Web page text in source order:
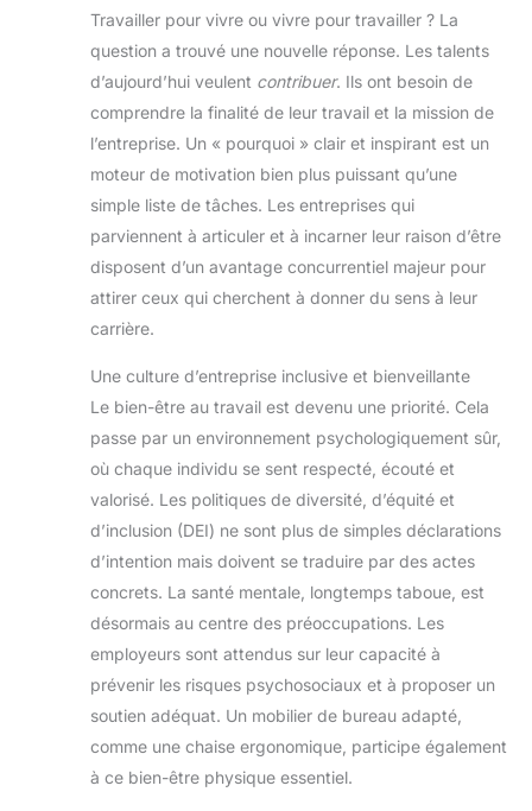
Travailler pour vivre ou vivre pour travailler ? La
question a trouvé une nouvelle réponse. Les talents
d’aujourd’hui veulent contribuer. Ils ont besoin de
comprendre la finalité de leur travail et la mission de
l’entreprise. Un « pourquoi » clair et inspirant est un
moteur de motivation bien plus puissant qu’une
simple liste de tâches. Les entreprises qui
parviennent à articuler et à incarner leur raison d’être
disposent d’un avantage concurrentiel majeur pour
attirer ceux qui cherchent à donner du sens à leur
carrière.
Une culture d’entreprise inclusive et bienveillante
Le bien-être au travail est devenu une priorité. Cela
passe par un environnement psychologiquement sûr,
où chaque individu se sent respecté, écouté et
valorisé. Les politiques de diversité, d’équité et
d’inclusion (DEI) ne sont plus de simples déclarations
d’intention mais doivent se traduire par des actes
concrets. La santé mentale, longtemps taboue, est
désormais au centre des préoccupations. Les
employeurs sont attendus sur leur capacité à
prévenir les risques psychosociaux et à proposer un
soutien adéquat. Un mobilier de bureau adapté,
comme une chaise ergonomique, participe également
à ce bien-être physique essentiel.